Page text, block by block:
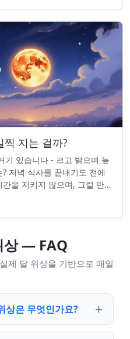
지는 걸까?
기 있습니다 - 크고 밝으며 높
저녁 식사를 끝내기도 전에
을 지키지 않으며, 그럴 만한
상 — FAQ
제 달 위상을 기반으로 매일
상은 무엇인가요?